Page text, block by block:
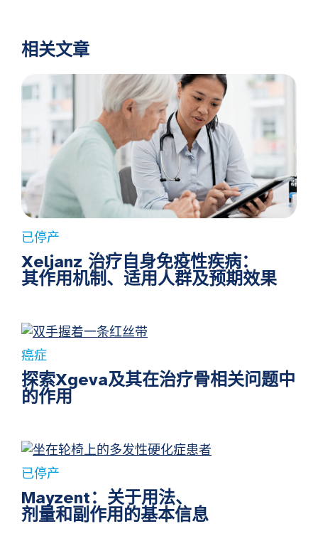
相关文章
已停产
Xeljanz 治疗自身免疫性疾病：
其作用机制、适用人群及预期效果
癌症
探索Xgeva及其在治疗骨相关问题中
的作用
已停产
Mayzent：关于用法、
剂量和副作用的基本信息